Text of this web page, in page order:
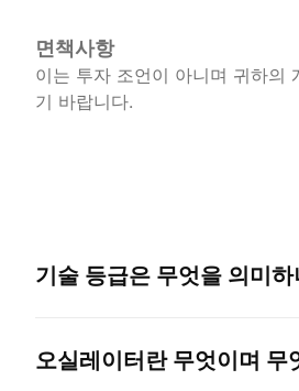
면책사항
이는 투자 조언이 아니며 귀하의
기 바랍니다.
기술 등급은 무엇을 의미하
오실레이터란 무엇이며 무